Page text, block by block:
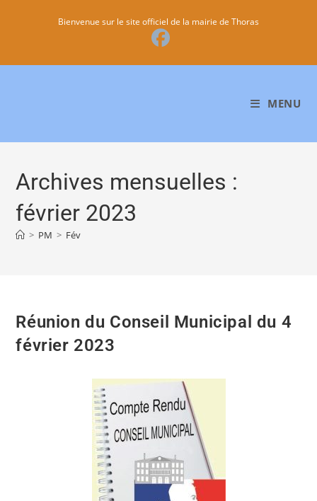
Bienvenue sur le site officiel de la mairie de Thoras
MENU
Archives mensuelles :
février 2023
> PM > Fév
Réunion du Conseil Municipal du 4
février 2023